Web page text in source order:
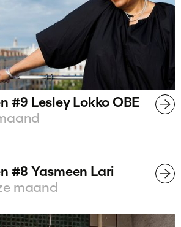
#9 Lesley Lokko OBE
#8 Yasmeen Lari
maand